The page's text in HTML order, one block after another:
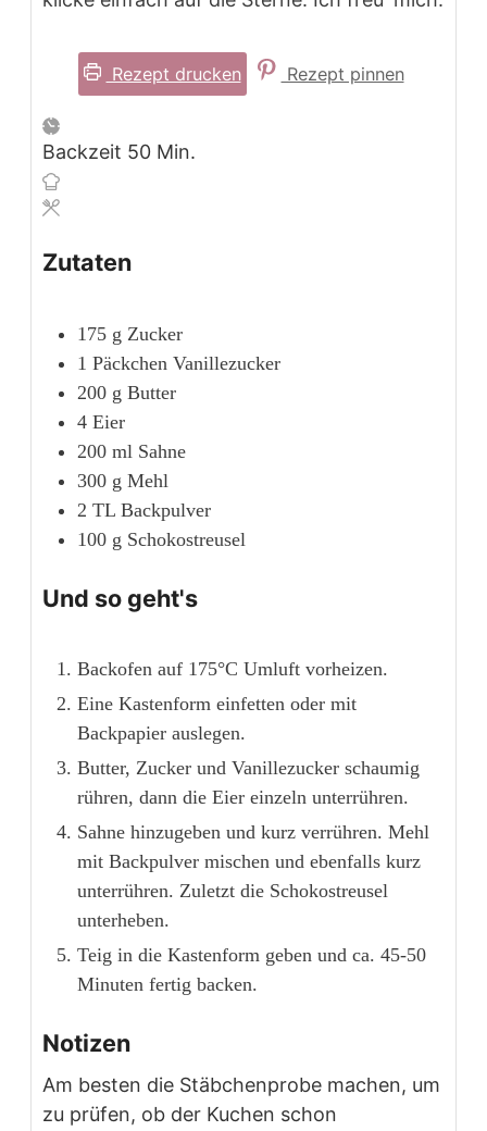
Rezept drucken Rezept pinnen
Backzeit 50Minuten
Min.
Zutaten
175 g Zucker
1 Päckchen Vanillezucker
200 g Butter
4 Eier
200 ml Sahne
300 g Mehl
2 TL Backpulver
100 g Schokostreusel
Und so geht's
Backofen auf 175°C Umluft vorheizen.
Eine Kastenform einfetten oder mit
Backpapier auslegen.
Butter, Zucker und Vanillezucker schaumig
rühren, dann die Eier einzeln unterrühren.
Sahne hinzugeben und kurz verrühren. Mehl
mit Backpulver mischen und ebenfalls kurz
unterrühren. Zuletzt die Schokostreusel
unterheben.
Teig in die Kastenform geben und ca. 45-50
Minuten fertig backen.
Notizen
Am besten die Stäbchenprobe machen, um
zu prüfen, ob der Kuchen schon